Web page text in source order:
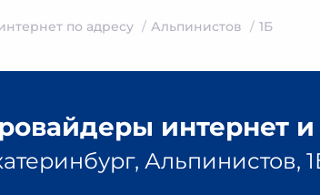
по адресу Альпинистов 1Б
интернет
Альпинистов,